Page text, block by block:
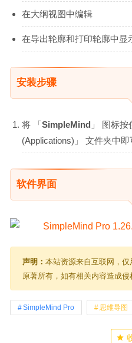
在大纲视图中编辑
在导出轮廓和打印轮廓中显
安装步骤
将 「SimpleMind 」 图标
(Applications)」 文件夹中
软件界面
声明： 本站资源来自互联网，
原著所有，如有相关内容造成
SimpleMind Pro 思维导图